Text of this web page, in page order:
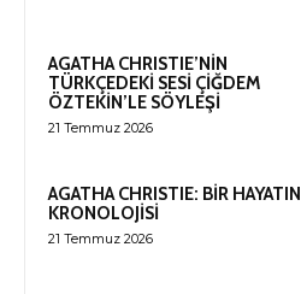
AGATHA CHRISTIE’NİN
TÜRKÇEDEKİ SESİ ÇİĞDEM
ÖZTEKİN’LE SÖYLEŞİ
21 Temmuz 2026
AGATHA CHRISTIE: BİR HAYATIN
KRONOLOJİSİ
21 Temmuz 2026